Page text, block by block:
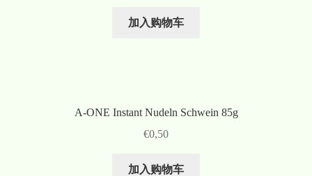
加入购物车
A-ONE Instant Nudeln Schwein 85g
€0,50
加入购物车